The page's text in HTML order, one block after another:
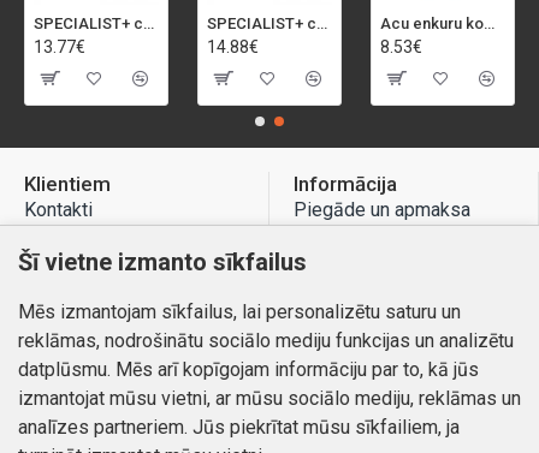
SPECIALIST+ caurumu zāģis BI-METAL, 92 mm
13.77€
SPECIALIST+ caurumu zāģis BI-METAL, 98 mm
14.88€
Acu enkuru komplekts, 3-13 mm, Rapid, 12 gab.
8.53€
Klientiem
Kontakti
Preču atgriešana
Mans profils
Pasūtījumi
Informācija
Piegāde un apmaksa
Atteikuma tiesības
Kontakti
Šī vietne izmanto sīkfailus
Mēs izmantojam sīkfailus, lai personalizētu saturu un
reklāmas, nodrošinātu sociālo mediju funkcijas un analizētu
datplūsmu. Mēs arī kopīgojam informāciju par to, kā jūs
izmantojat mūsu vietni, ar mūsu sociālo mediju, reklāmas un
analīzes partneriem. Jūs piekrītat mūsu sīkfailiem, ja